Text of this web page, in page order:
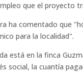
que el proyecto
ha comentado que
para la localidad".
está en la finca
social, la cuantía